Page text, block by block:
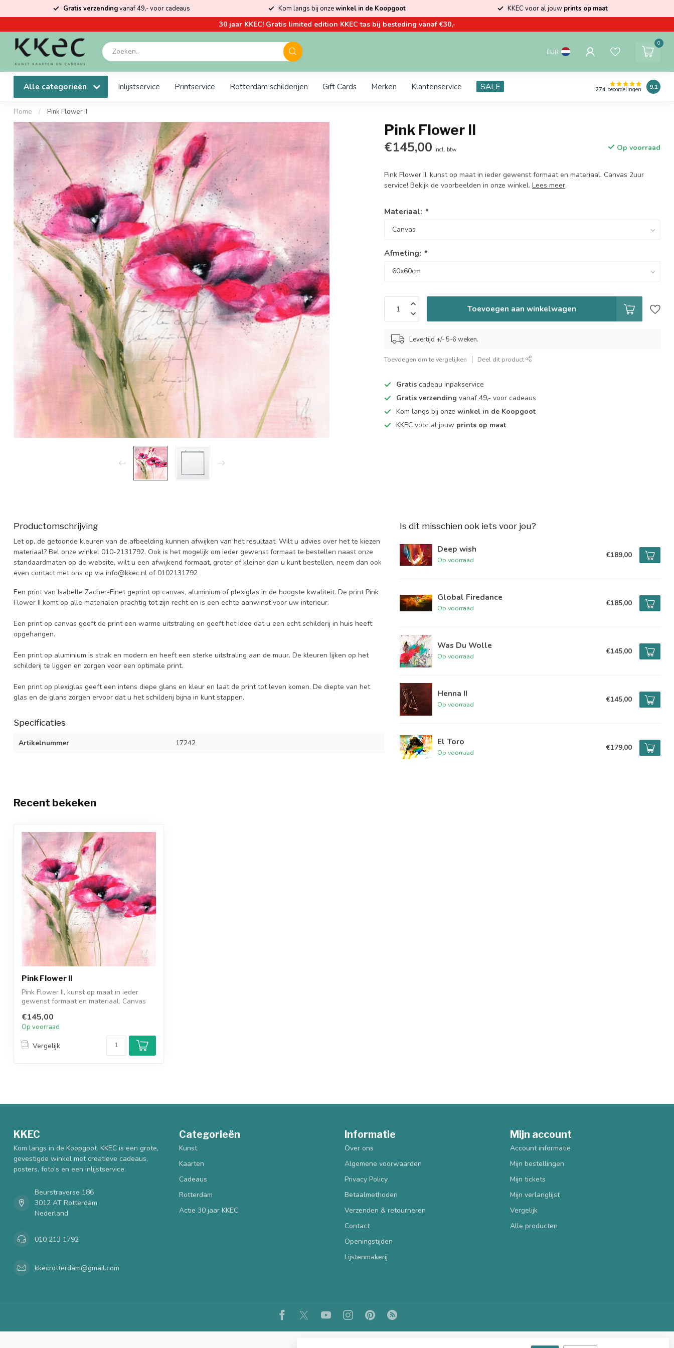
Gratis verzendingvanaf 49,- voor cadeaus Kom langs bij onzewinkel in de Koopgoot KKEC voor al jouw prints op maat
30 jaar KKEC! Gratis limited edition KKEC tas bij besteding vanaf €30,-
EUR
0
Alle categorieën Inlijstservice Printservice Rotterdam schilderijen Gift Cards Merken Klantenservice SALE 274 beoordelingen 9.1
Home / Pink Flower II
Pink Flower II
€145,00 Incl. btw Op voorraad
Pink Flower II, kunst op maat in ieder gewenst formaat en materiaal. Canvas 2uur
service! Bekijk de voorbeelden in onze winkel.Lees meer.
Materiaal: *
Afmeting: *
Toevoegen aan winkelwagen
Levertijd +/- 5-6 weken.
Toevoegen om te vergelijken Deel dit product
Gratis cadeau inpakservice
Gratis verzending vanaf 49,- voor cadeaus
Kom langs bij onzewinkel in de Koopgoot
KKEC voor al jouw prints op maat
Productomschrijving
Let op, de getoonde kleuren van de afbeelding kunnen afwijken van het resultaat. Wilt u advies over het te kiezen
materiaal? Bel onze winkel 010-2131792. Ook is het mogelijk om ieder gewenst formaat te bestellen naast onze
standaardmaten op de website, wilt u een afwijkend formaat, groter of kleiner dan u kunt bestellen, neem dan ook
even contact met ons op via info@kkec.nl of 0102131792
Een print van Isabelle Zacher-Finet geprint op canvas, aluminium of plexiglas in de hoogste kwaliteit. De print Pink
Flower II komt op alle materialen prachtig tot zijn recht en is een echte aanwinst voor uw interieur.
Een print op canvas geeft de print een warme uitstraling en geeft het idee dat u een echt schilderij in huis heeft
opgehangen.
Een print op aluminium is strak en modern en heeft een sterke uitstraling aan de muur. De kleuren lijken op het
schilderij te liggen en zorgen voor een optimale print.
Een print op plexiglas geeft een intens diepe glans en kleur en laat de print tot leven komen. De diepte van het
glas en de glans zorgen ervoor dat u het schilderij bijna in kunt stappen.
Specificaties
Artikelnummer 17242
Is dit misschien ook iets voor jou?
Deep wish
Op voorraad
€189,00
Global Firedance
Op voorraad
€185,00
Was Du Wolle
Op voorraad
€145,00
Henna II
Op voorraad
€145,00
El Toro
Op voorraad
€179,00
Recent bekeken
Pink Flower II
Pink Flower II, kunst op maat in ieder
gewenst formaat en materiaal. Canvas
€145,00
Op voorraad
Vergelijk
KKEC
Kom langs in de Koopgoot. KKEC is een grote,
gevestigde winkel met creatieve cadeaus,
posters, foto's en een inlijstservice.
Beurstraverse 186
3012 AT Rotterdam
Nederland
010 213 1792
kkecrotterdam@gmail.com
Categorieën
Kunst
Kaarten
Cadeaus
Rotterdam
Actie 30 jaar KKEC
Informatie
Over ons
Algemene voorwaarden
Privacy Policy
Betaalmethoden
Verzenden & retourneren
Contact
Openingstijden
Lijstenmakerij
Mijn account
Account informatie
Mijn bestellingen
Mijn tickets
Mijn verlanglijst
Vergelijk
Alle producten